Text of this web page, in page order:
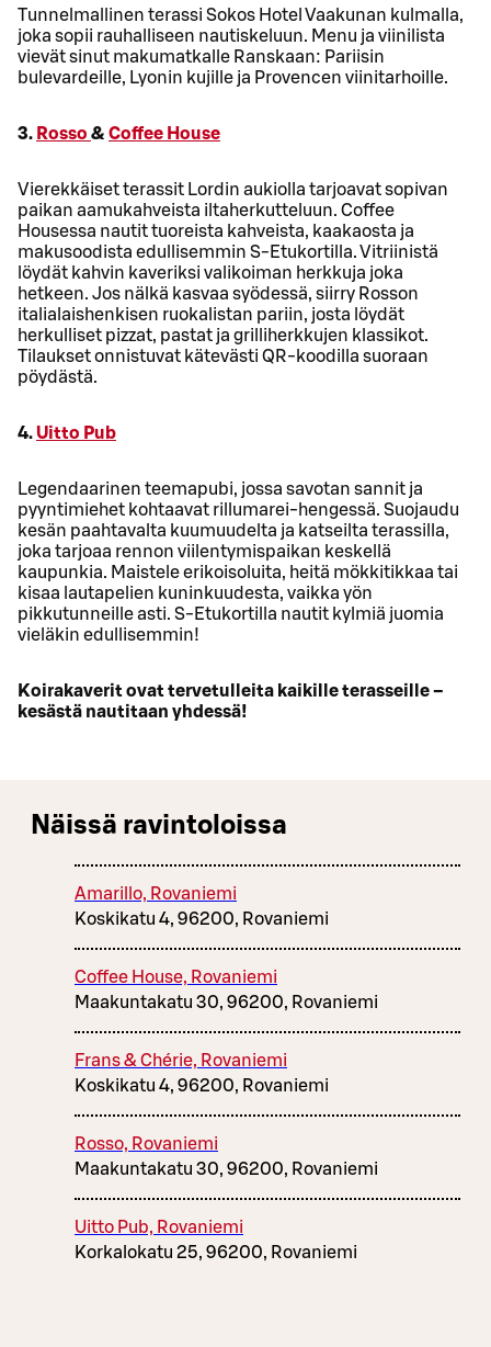
Tunnelmallinen terassi Sokos Hotel Vaakunan kulmalla,
joka sopii rauhalliseen nautiskeluun. Menu ja viinilista
vievät sinut makumatkalle Ranskaan: Pariisin
bulevardeille, Lyonin kujille ja Provencen viinitarhoille.
3. Rosso & Coffee House
Vierekkäiset terassit Lordin aukiolla tarjoavat sopivan
paikan aamukahveista iltaherkutteluun. Coffee
Housessa nautit tuoreista kahveista, kaakaosta ja
makusoodista edullisemmin S-Etukortilla. Vitriinistä
löydät kahvin kaveriksi valikoiman herkkuja joka
hetkeen. Jos nälkä kasvaa syödessä, siirry Rosson
italialaishenkisen ruokalistan pariin, josta löydät
herkulliset pizzat, pastat ja grilliherkkujen klassikot.
Tilaukset onnistuvat kätevästi QR-koodilla suoraan
pöydästä.
4.Uitto Pub
Legendaarinen teemapubi, jossa savotan sannit ja
pyyntimiehet kohtaavat rillumarei-hengessä. Suojaudu
kesän paahtavalta kuumuudelta ja katseilta terassilla,
joka tarjoaa rennon viilentymispaikan keskellä
kaupunkia. Maistele erikoisoluita, heitä mökkitikkaa tai
kisaa lautapelien kuninkuudesta, vaikka yön
pikkutunneille asti. S-Etukortilla nautit kylmiä juomia
vieläkin edullisemmin!
Koirakaverit ovat tervetulleita kaikille terasseille –
kesästä nautitaan yhdessä!
Näissä ravintoloissa
Amarillo, Rovaniemi
Koskikatu 4, 96200, Rovaniemi
Coffee House, Rovaniemi
Maakuntakatu 30, 96200, Rovaniemi
Frans & Chérie, Rovaniemi
Koskikatu 4, 96200, Rovaniemi
Rosso, Rovaniemi
Maakuntakatu 30, 96200, Rovaniemi
Uitto Pub, Rovaniemi
Korkalokatu 25, 96200, Rovaniemi